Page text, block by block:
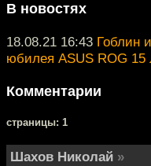
В новостях
18.08.21 16:43 Гоблин
юбилея ASUS ROG 15
Комментарии
cтраницы: 1
Шахов Николай »